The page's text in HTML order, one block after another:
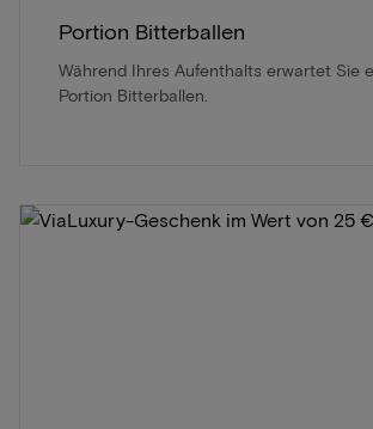
Portion Bitterballen
Während Ihres Aufenthalts erwartet Sie
Portion Bitterballen.